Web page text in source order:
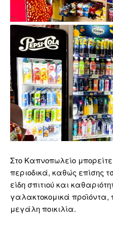
Στο Καπνοπωλείο
περιοδικά, καθώς επίσης
είδη σπιτιού και
γαλακτοκομικά
μεγάλη ποικιλία.